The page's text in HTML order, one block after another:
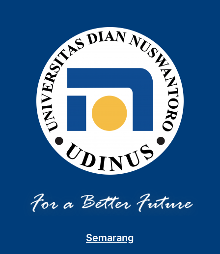
Semarang